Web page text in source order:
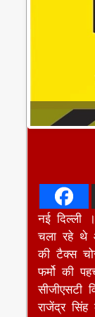
चला रहे थे
की टैक्स
फर्मो की
सीजीएसटी
राजेंद्र
विभाग ने